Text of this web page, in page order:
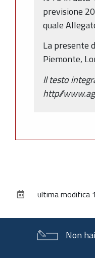
previsione
quale
La presente
Piemonte,
Il testo
http//
documentoultima modifica
Non